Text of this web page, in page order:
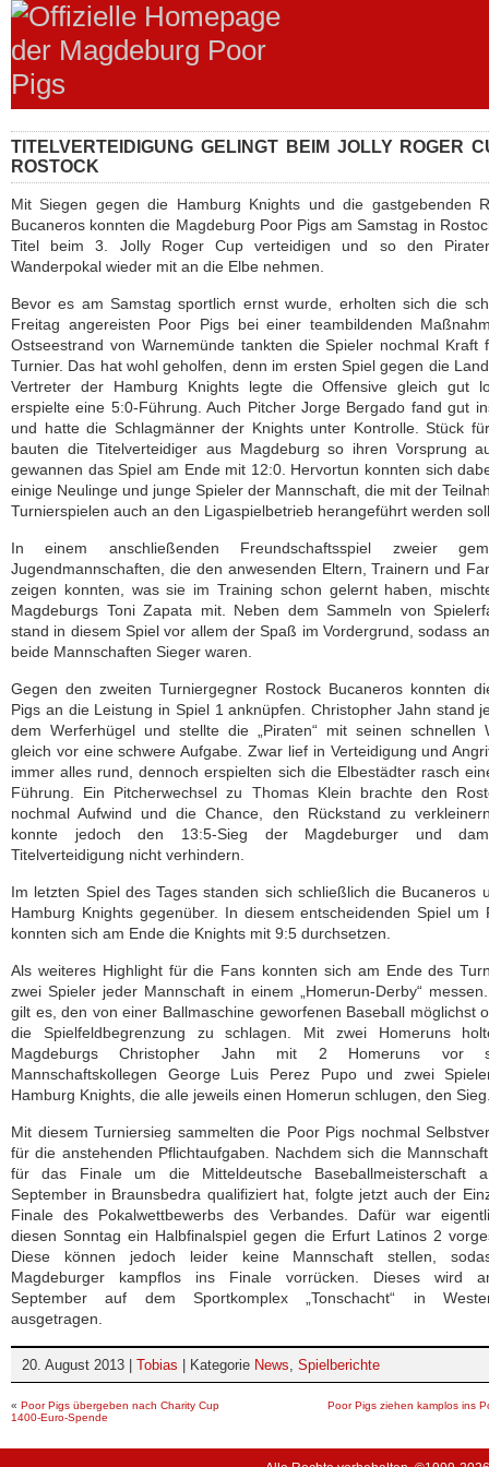
TITELVERTEIDIGUNG GELINGT BEIM JOLLY ROGER
ROSTOCK
Mit Siegen gegen die Hamburg Knights und die gastgebenden
Bucaneros konnten die Magdeburg Poor Pigs am Samstag in
Titel beim 3. Jolly Roger Cup verteidigen und so den
Wanderpokal wieder mit an die Elbe nehmen.
Bevor es am Samstag sportlich ernst wurde, erholten sich die
Freitag angereisten Poor Pigs bei einer teambildenden
Ostseestrand von Warnemünde tankten die Spieler nochmal Kraft
Turnier. Das hat wohl geholfen, denn im ersten Spiel gegen die
Vertreter der Hamburg Knights legte die Offensive gleich gut
erspielte eine 5:0-Führung. Auch Pitcher Jorge Bergado fand gut
und hatte die Schlagmänner der Knights unter Kontrolle. Stück
bauten die Titelverteidiger aus Magdeburg so ihren Vorsprung
gewannen das Spiel am Ende mit 12:0. Hervortun konnten sich
einige Neulinge und junge Spieler der Mannschaft, die mit der
Turnierspielen auch an den Ligaspielbetrieb herangeführt werden
In einem anschließenden Freundschaftsspiel zweier
Jugendmannschaften, die den anwesenden Eltern, Trainern und
zeigen konnten, was sie im Training schon gelernt haben,
Magdeburgs Toni Zapata mit. Neben dem Sammeln von
stand in diesem Spiel vor allem der Spaß im Vordergrund, sodass
beide Mannschaften Sieger waren.
Gegen den zweiten Turniergegner Rostock Bucaneros konnten
Pigs an die Leistung in Spiel 1 anknüpfen. Christopher Jahn stand
dem Werferhügel und stellte die „Piraten“ mit seinen schnellen
gleich vor eine schwere Aufgabe. Zwar lief in Verteidigung und
immer alles rund, dennoch erspielten sich die Elbestädter rasch
Führung. Ein Pitcherwechsel zu Thomas Klein brachte den
nochmal Aufwind und die Chance, den Rückstand zu
konnte jedoch den 13:5-Sieg der Magdeburger und
Titelverteidigung nicht verhindern.
Im letzten Spiel des Tages standen sich schließlich die Bucaneros
Hamburg Knights gegenüber. In diesem entscheidenden Spiel um
konnten sich am Ende die Knights mit 9:5 durchsetzen.
Als weiteres Highlight für die Fans konnten sich am Ende des
zwei Spieler jeder Mannschaft in einem „Homerun-Derby“
gilt es, den von einer Ballmaschine geworfenen Baseball möglichst
die Spielfeldbegrenzung zu schlagen. Mit zwei Homeruns
Magdeburgs Christopher Jahn mit 2 Homeruns vor
Mannschaftskollegen George Luis Perez Pupo und zwei
Hamburg Knights, die alle jeweils einen Homerun schlugen, den
Mit diesem Turniersieg sammelten die Poor Pigs nochmal
für die anstehenden Pflichtaufgaben. Nachdem sich die
für das Finale um die Mitteldeutsche Baseballmeisterschaft
September in Braunsbedra qualifiziert hat, folgte jetzt auch der
Finale des Pokalwettbewerbs des Verbandes. Dafür war
diesen Sonntag ein Halbfinalspiel gegen die Erfurt Latinos 2
Diese können jedoch leider keine Mannschaft stellen,
Magdeburger kampflos ins Finale vorrücken. Dieses wird
September auf dem Sportkomplex „Tonschacht“ in
ausgetragen.
20. August 2013 | Tobias | Kategorie News, Spielberichte
« Poor Pigs übergeben nach Charity Cup
1400-Euro-Spende
Poor Pigs ziehen kamplos ins